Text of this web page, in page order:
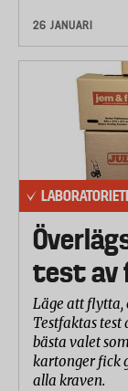
26 JANUARI
test av
Läge att flytta,
Testfaktas
bästa valet
kartonger fick
alla kraven.